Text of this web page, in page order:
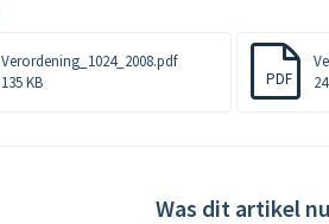
Verordening_1024_2008.pdf
135 KB
PDF
Was dit artikel